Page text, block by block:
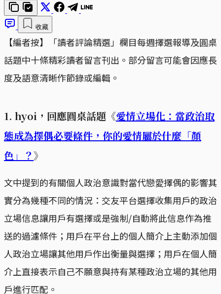
收藏
【編者按】「讀者評論精選」欄目每週擇選報導及圓桌
話題中十條精彩讀者留言刊出。部分留言可能會因應長
度及語意清晰作節錄或編輯。
1. hyoi，回應圓桌話題《愛情立場化：當政治取
態成為擇偶必要條件，你的愛情屬於什麼「顏
色」？》
文中提到的有關個人政治意識對當代戀愛擇偶的影響其
實分為幾種不同的情況：交友平台選擇收集用戶的政治
立場信息讓用戶有選擇或是強制/自動將此信息作為推
送的過濾條件；用戶在平台上的個人簡介上主動添加個
人政治立場讓其他用戶作出衡量與選擇；用戶在個人簡
介上直接表示自己不願意與持有某種政治立場的其他用
戶進行匹配。